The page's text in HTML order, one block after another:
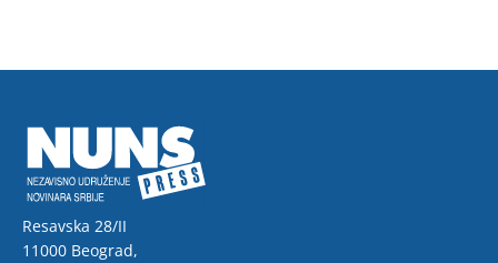
Resavska 28/II
11000 Beograd,